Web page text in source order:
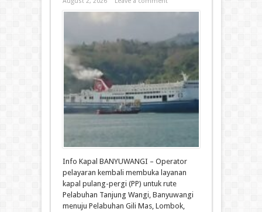
Info Kapal BANYUWANGI – Operator
pelayaran kembali membuka layanan
kapal pulang-pergi (PP) untuk rute
Pelabuhan Tanjung Wangi, Banyuwangi
menuju Pelabuhan Gili Mas, Lombok,